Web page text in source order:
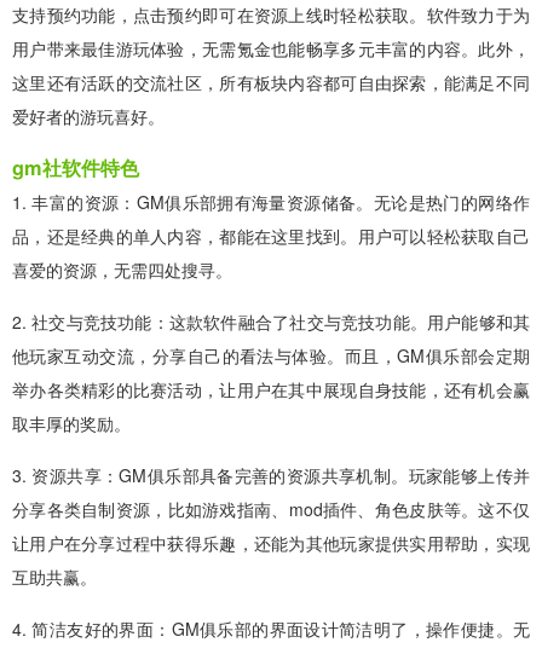
支持预约功能，点击预约即可在资源上线时轻松获取。软件致力于为
用户带来最佳游玩体验，无需氪金也能畅享多元丰富的内容。此外，
这里还有活跃的交流社区，所有板块内容都可自由探索，能满足不同
爱好者的游玩喜好。
gm社软件特色
1. 丰富的资源：GM俱乐部拥有海量资源储备。无论是热门的网络作
品，还是经典的单人内容，都能在这里找到。用户可以轻松获取自己
喜爱的资源，无需四处搜寻。
2. 社交与竞技功能：这款软件融合了社交与竞技功能。用户能够和其
他玩家互动交流，分享自己的看法与体验。而且，GM俱乐部会定期
举办各类精彩的比赛活动，让用户在其中展现自身技能，还有机会赢
取丰厚的奖励。
3. 资源共享：GM俱乐部具备完善的资源共享机制。玩家能够上传并
分享各类自制资源，比如游戏指南、mod插件、角色皮肤等。这不仅
让用户在分享过程中获得乐趣，还能为其他玩家提供实用帮助，实现
互助共赢。
4. 简洁友好的界面：GM俱乐部的界面设计简洁明了，操作便捷。无